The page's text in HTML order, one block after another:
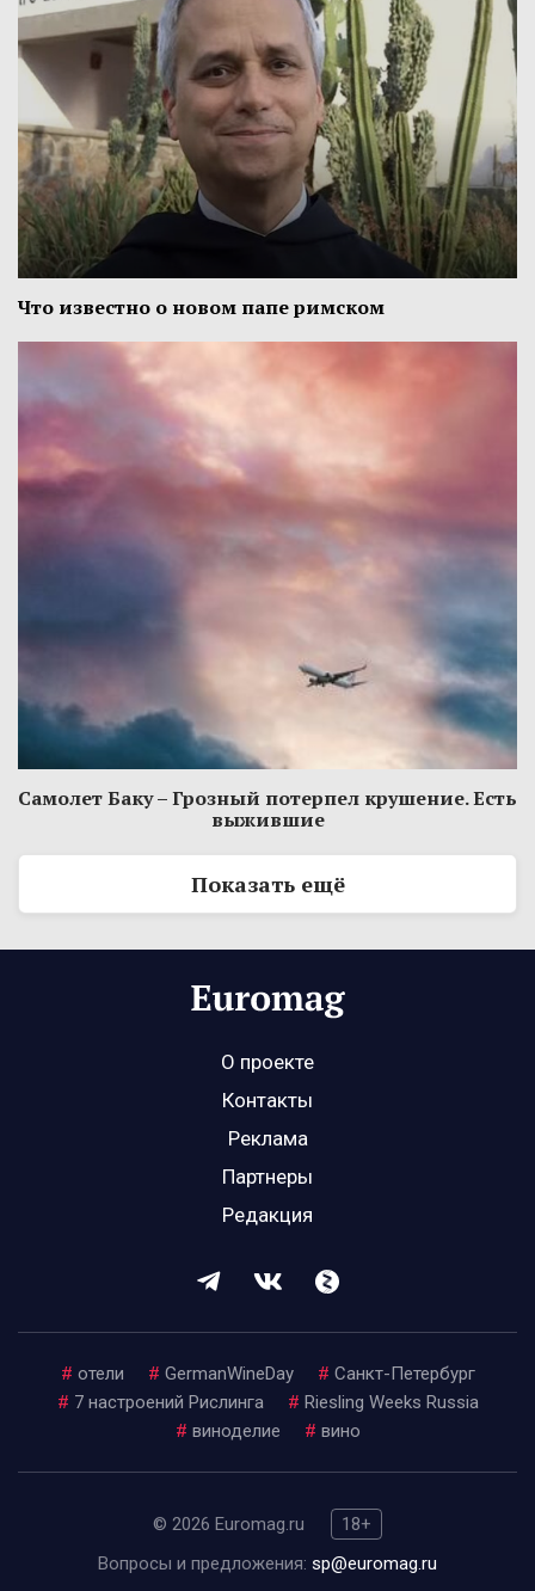
Что известно о новом папе римском
Самолет Баку – Грозный потерпел крушение. Есть
выжившие
Показать ещё
О проекте
Контакты
Реклама
Партнеры
Редакция
# отели # GermanWineDay # Санкт-Петербург
# 7 настроений Рислинга # Riesling Weeks Russia
# виноделие # вино
© 2026 Euromag.ru
18+
Вопросы и предложения: sp@euromag.ru